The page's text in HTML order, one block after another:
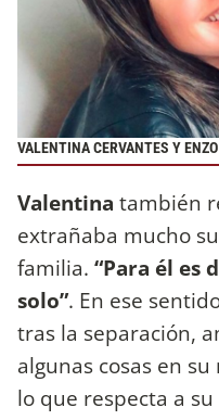
VALENTINA CERVANTES Y
Valentina también
extrañaba mucho
familia. “Para él es
solo”. En ese
tras la separación,
algunas cosas en
lo que respecta a